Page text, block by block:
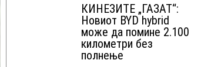
КИНЕЗИТЕ „ГАЗАТ“:
Новиот BYD hybrid
може да помине 2.100
километри без
полнење